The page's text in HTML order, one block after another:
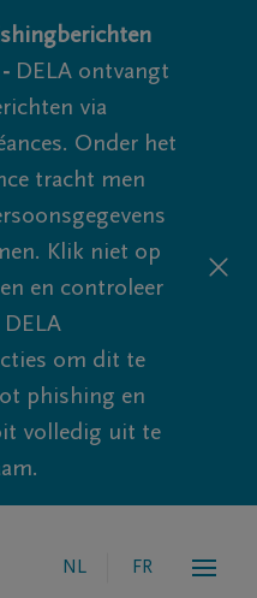
DELA ontvangt
via
Onder het
tracht men
Klik niet op
en controleer
om dit te
phishing en
volledig uit te
NL FR